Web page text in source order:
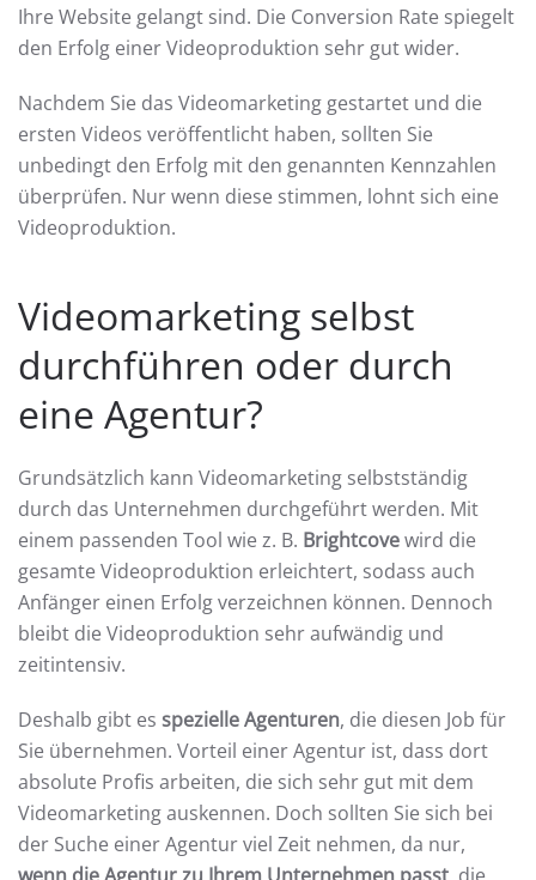
Ihre Website gelangt sind. Die Conversion Rate spiegelt
den Erfolg einer Videoproduktion sehr gut wider.
Nachdem Sie das Videomarketing gestartet und die
ersten Videos veröffentlicht haben, sollten Sie
unbedingt den Erfolg mit den genannten Kennzahlen
überprüfen. Nur wenn diese stimmen, lohnt sich eine
Videoproduktion.
Videomarketing selbst
durchführen oder durch
eine Agentur?
Grundsätzlich kann Videomarketing selbstständig
durch das Unternehmen durchgeführt werden. Mit
einem passenden Tool wie z. B. Brightcovewird die
gesamte Videoproduktion erleichtert, sodass auch
Anfänger einen Erfolg verzeichnen können. Dennoch
bleibt die Videoproduktion sehr aufwändig und
zeitintensiv.
Deshalb gibt es spezielle Agenturen, die diesen Job für
Sie übernehmen. Vorteil einer Agentur ist, dass dort
absolute Profis arbeiten, die sich sehr gut mit dem
Videomarketing auskennen. Doch sollten Sie sich bei
der Suche einer Agentur viel Zeit nehmen, da nur,